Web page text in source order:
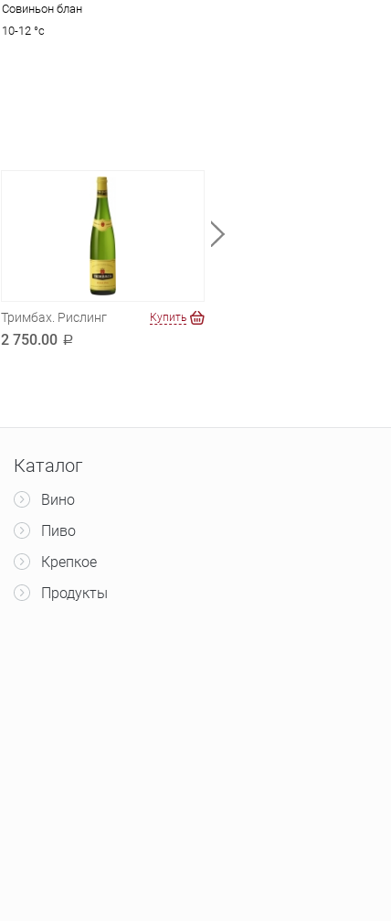
Совиньон блан
10-12 °c
Тримбах. Рислинг
2 750.00 a
Купить
Каталог
Вино
Пиво
Крепкое
Продукты